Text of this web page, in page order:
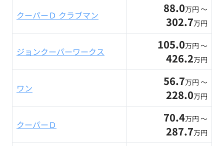
クーパーＤ クラブマン 88.0万円 〜
302.7万円
ジョンクーパーワークス 105.0万円 〜
426.2万円
ワン 56.7万円 〜
228.0万円
クーパーＤ 70.4万円 〜
287.7万円